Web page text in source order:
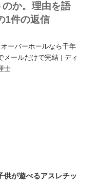
か。理由を語
1件の返信
ーバーホールなら千年
メールだけで完結 | ディ
士
供が遊べるアスレチッ